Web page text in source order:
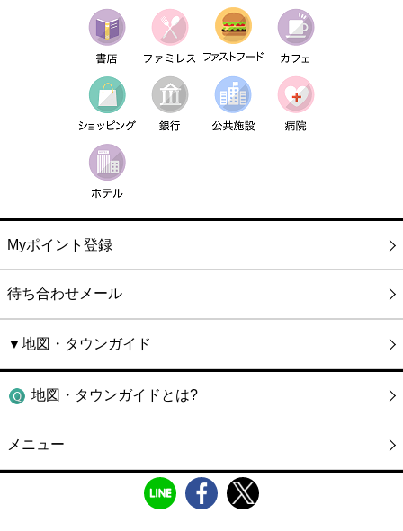
Myポイント登録
待ち合わせメール
▼地図・タウンガイド
地図・タウンガイドとは?
メニュー